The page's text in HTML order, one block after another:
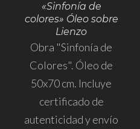
«Sinfonía de
colores» Óleo sobre
Lienzo
Obra "Sinfonía de
Colores". Óleo de
50x70 cm. Incluye
certificado de
autenticidad y envío